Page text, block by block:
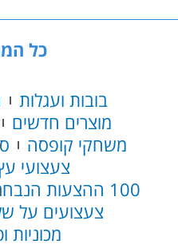
כל
בובות ועגלות
מוצרים חדשים
משחקי קופסה
צעצועי
100 ההצעות הנבחרות
צעצועים על
מכוניות